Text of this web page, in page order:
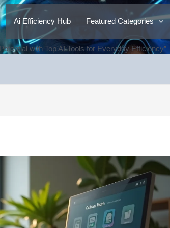
Ai Efficiency Hub Featured Categories
with Top AI Tools for Everyday Efficiency”